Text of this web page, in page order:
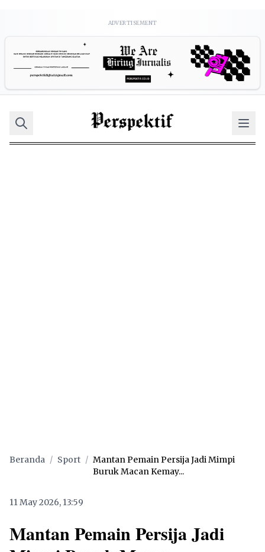
ADVERTISEMENT
Beranda / Sport / Mantan Pemain Persija Jadi Mimpi
Buruk Macan Kemay...
11 May 2026, 13:59
Mantan Pemain Persija Jadi